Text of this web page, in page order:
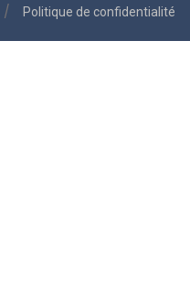
Politique de confidentialité